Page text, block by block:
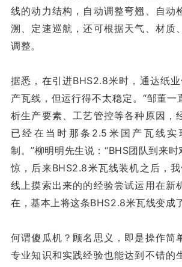
线的动力结构，自动调整弯翘、自动
溯、定速巡航，还可根据天气、材质
调整。
据悉，在引进BHS2.8米时，通达纸
产瓦线，但运行得不太稳定。“邹董一
析生产要素、工艺管控等各种原因，
已经在当时那条2.5米国产瓦线实
制。”柳明明先生说：“BHS团队到来
惊，后来BHS2.8米瓦线装机之后，
线上摸索出来的的经验尝试运用在新
在，基本上将这条BHS2.8米瓦线变成
何谓傻瓜机？顾名思义，即是操作简
专业知识和实践经验也能达到不错的